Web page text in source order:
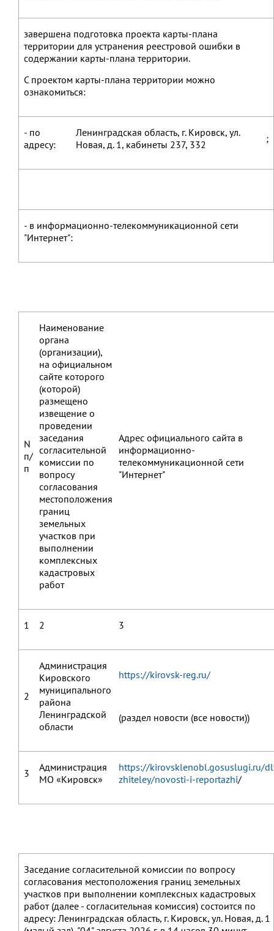
завершена подготовка проекта карты-плана
территории для устранения реестровой ошибки в
содержании карты-плана территории.
С проектом карты-плана территории можно
ознакомиться:
- по
адресу:
Ленинградская область, г. Кировск, ул.
Новая, д. 1, кабинеты 237, 332
;
- в информационно-телекоммуникационной сети
"Интернет":
N
п/
п
Наименование
органа
(организации),
на официальном
сайте которого
(которой)
размещено
извещение о
проведении
заседания
согласительной
комиссии по
вопросу
согласования
местоположения
границ
земельных
участков при
выполнении
комплексных
кадастровых
работ
Адрес официального сайта в
информационно-
телекоммуникационной сети
"Интернет"
1 2 3
2
Администрация
Кировского
муниципального
района
Ленинградской
области
https://kirovsk-reg.ru/
(раздел новости (все новости))
3
Администрация
МО «Кировск»
https://kirovsklenobl.gosuslugi.ru/
zhiteley/novosti-i-reportazhi/
Заседание согласительной комиссии по вопросу
согласования местоположения границ земельных
участков при выполнении комплексных кадастровых
работ (далее - согласительная комиссия) состоится по
адресу: Ленинградская область, г. Кировск, ул. Новая, д. 1